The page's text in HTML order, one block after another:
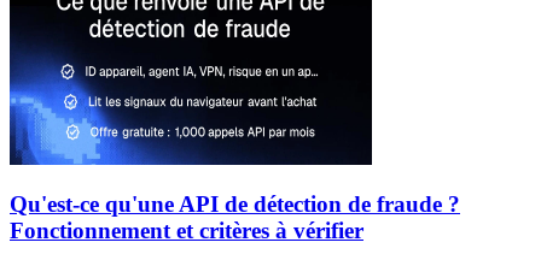
Qu'est-ce qu'une API de détection de fraude ?
Fonctionnement et critères à vérifier